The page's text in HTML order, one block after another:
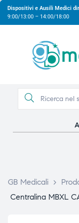
Dispositivi e Ausili Medici
9:00/13:00 – 14:00/18:00
GB Medicali >
Centralina MBXL